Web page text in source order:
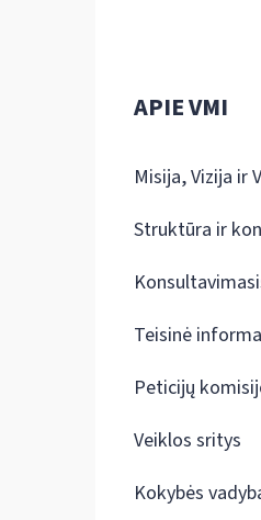
APIE VMI
Misija, Vizija ir
Struktūra ir
Teisinė
Peticijų
Veiklos sritys
Kokybės